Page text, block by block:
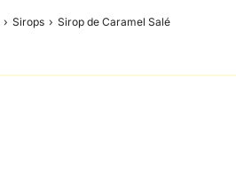
› Sirops › Sirop de Caramel Salé